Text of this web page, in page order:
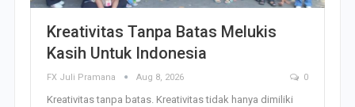
Kreativitas Tanpa Batas Melukis
Kasih Untuk Indonesia
FX Juli Pramana Aug 8, 2026 0
Kreativitas tanpa batas. Kreativitas tidak hanya dimiliki